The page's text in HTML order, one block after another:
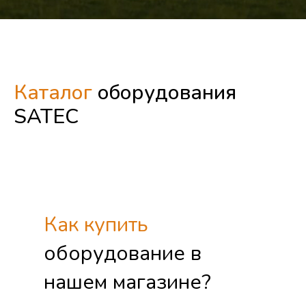
Каталог оборудования
SATEC
Как купить
оборудование в
нашем магазине?